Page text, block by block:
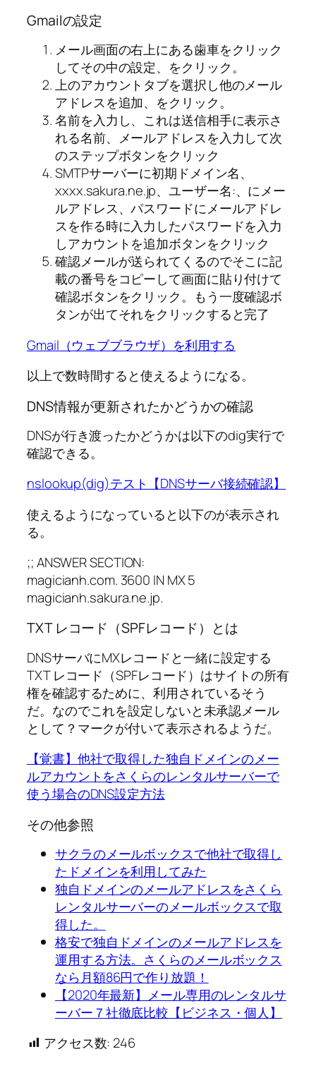
Gmailの設定
メール画面の右上にある歯車をクリック
してその中の設定、をクリック。
上のアカウントタブを選択し他のメール
アドレスを追加、をクリック。
名前を入力し、これは送信相手に表示さ
れる名前、メールアドレスを入力して次
のステップボタンをクリック
SMTPサーバーに初期ドメイン名、
xxxx.sakura.ne.jp、ユーザー名:、にメー
ルアドレス、パスワードにメールアドレ
スを作る時に入力したパスワードを入力
しアカウントを追加ボタンをクリック
確認メールが送られてくるのでそこに記
載の番号をコピーして画面に貼り付けて
確認ボタンをクリック。もう一度確認ボ
タンが出てそれをクリックすると完了
Gmail（ウェブブラウザ）を利用する
以上で数時間すると使えるようになる。
DNS情報が更新されたかどうかの確認
DNSが行き渡ったかどうかは以下のdig実行で
確認できる。
nslookup(dig)テスト【DNSサーバ接続確認】
使えるようになっていると以下のが表示され
る。
;; ANSWER SECTION:
magicianh.com. 3600 IN MX 5
magicianh.sakura.ne.jp.
TXT レコード（SPFレコード）とは
DNSサーバにMXレコードと一緒に設定する
TXT レコード（SPFレコード）はサイトの所有
権を確認するために、利用されているそう
だ。なのでこれを設定しないと未承認メール
として？マークが付いて表示されるようだ。
【覚書】他社で取得した独自ドメインのメー
ルアカウントをさくらのレンタルサーバーで
使う場合のDNS設定方法
その他参照
サクラのメールボックスで他社で取得し
たドメインを利用してみた
独自ドメインのメールアドレスをさくら
レンタルサーバーのメールボックスで取
得した。
格安で独自ドメインのメールアドレスを
運用する方法。さくらのメールボックス
なら月額86円で作り放題！
【2020年最新】メール専用のレンタルサ
ーバー７社徹底比較【ビジネス・個人】
アクセス数: 246